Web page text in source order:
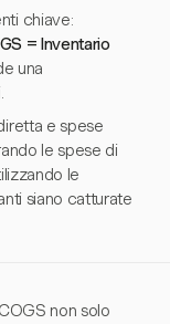
chiave:
= Inventario
una
e spese
le spese di
le
siano catturate
non solo